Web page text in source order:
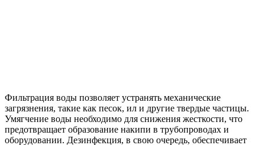
Фильтрация воды позволяет устранять механические
загрязнения, такие как песок, ил и другие твердые частицы.
Умягчение воды необходимо для снижения жесткости, что
предотвращает образование накипи в трубопроводах и
оборудовании. Дезинфекция, в свою очередь, обеспечивает